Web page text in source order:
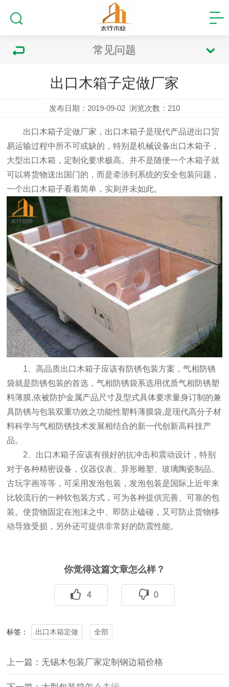
常见问题
出口木箱子定做厂家
发布日期：2019-09-02 浏览次数： 210
出口木箱子定做厂家 ，出口木箱子是现代产品进出口贸
易运输过程中所不可或缺的，特别是机械设备出口木箱子，
大型出口木箱，定制化要求极高。并不是随便一个木箱子就
可以将货物送出国门的，而是牵涉到系统的安全包装问题，
一个出口木箱子看着简单，实则并未如此。
1、高品质出口木箱子应该有防锈包装方案，气相防锈
袋就是防锈包装的首选，气相防锈袋系选用优质气相防锈塑
料薄膜,依被防护金属产品尺寸及型式具体要求量身订制的兼
具防锈与包装双重功效之功能性塑料薄膜袋,是现代高分子材
料科学与气相防锈技术发展相结合的新一代创新高科技产
品。
2、出口木箱子应该有很好的抗冲击和震动设计，特别
对于各种精密设备，仪器仪表、异形雕塑、玻璃陶瓷制品、
古玩字画等等，可采用发泡包装，发泡包装是国际上近年来
比较流行的一种软包装方式，可为各种提供完善、可靠的包
装。使货物固定在泡沫之中、即防止磕碰，又可防止货物移
动导致受损，另外还可提供非常好的防震性能。
你觉得这篇文章怎么样？
4 0
标签： 出口木箱定做 全部
上一篇：无锡木包装厂家定制钢边箱价格